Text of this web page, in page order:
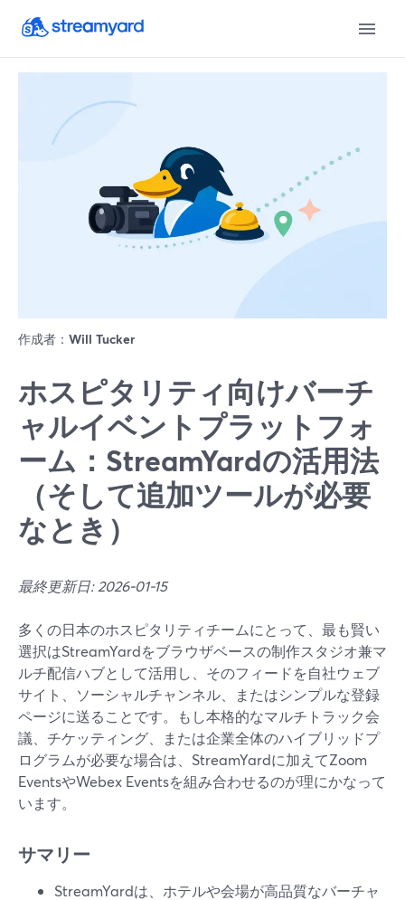
作成者： Will Tucker
ホスピタリティ向けバーチ
ャルイベントプラットフォ
ーム：StreamYardの活用法
（そして追加ツールが必要
なとき）
最終更新日: 2026-01-15
多くの日本のホスピタリティチームにとって、最も賢い
選択はStreamYardをブラウザベースの制作スタジオ兼マ
ルチ配信ハブとして活用し、そのフィードを自社ウェブ
サイト、ソーシャルチャンネル、またはシンプルな登録
ページに送ることです。もし本格的なマルチトラック会
議、チケッティング、または企業全体のハイブリッドプ
ログラムが必要な場合は、StreamYardに加えてZoom
EventsやWebex Eventsを組み合わせるのが理にかなって
います。
サマリー
StreamYardは、ホテルや会場が高品質なバーチャ